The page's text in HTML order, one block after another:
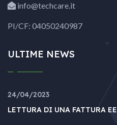
info@techcare.it
PI/CF: 04050240987
ULTIME NEWS
24/04/2023
LETTURA DI UNA FATTURA EE